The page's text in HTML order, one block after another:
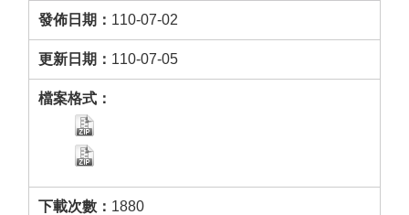
110-07-02
110-07-05
1880